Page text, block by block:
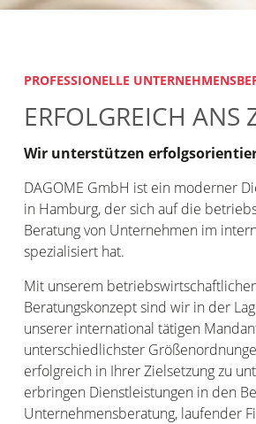
PROFESSIONELLE
ERFOLGREICH ANS
Wir unterstützen
DAGOME GmbH ist ein moderner
in Hamburg, der sich auf die
Beratung von Unternehmen im
spezialisiert hat.
Mit unserem
Beratungskonzept sind wir in der
unserer international tätigen
unterschiedlichster
erfolgreich in Ihrer Zielsetzung zu
erbringen Dienstleistungen in den
Unternehmensberatung, laufender